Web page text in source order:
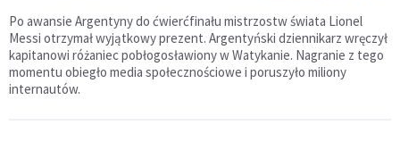
Po awansie Argentyny do ćwierćfinału mistrzostw świata Lionel
Messi otrzymał wyjątkowy prezent. Argentyński dziennikarz wręczył
kapitanowi różaniec pobłogosławiony w Watykanie. Nagranie z tego
momentu obiegło media społecznościowe i poruszyło miliony
internautów.